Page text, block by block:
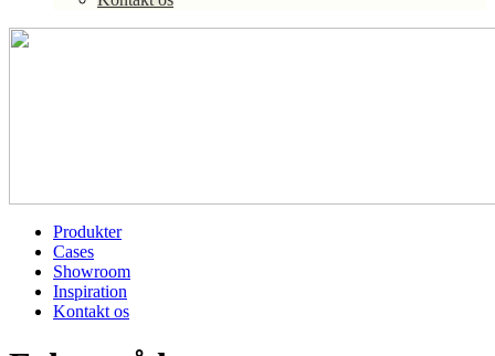
Produkter
Cases
Showroom
Inspiration
Kontakt os